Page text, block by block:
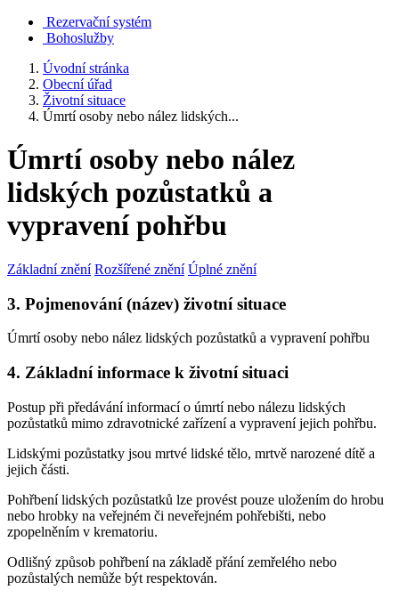
Rezervační systém
Bohoslužby
Úvodní stránka
Obecní úřad
Životní situace
Úmrtí osoby nebo nález lidských...
Úmrtí osoby nebo nález
lidských pozůstatků a
vypravení pohřbu
Základní znění Rozšířené znění Úplné znění
3. Pojmenování (název) životní situace
Úmrtí osoby nebo nález lidských pozůstatků a vypravení pohřbu
4. Základní informace k životní situaci
Postup při předávání informací o úmrtí nebo nálezu lidských
pozůstatků mimo zdravotnické zařízení a vypravení jejich pohřbu.
Lidskými pozůstatky jsou mrtvé lidské tělo, mrtvě narozené dítě a
jejich části.
Pohřbení lidských pozůstatků lze provést pouze uložením do hrobu
nebo hrobky na veřejném či neveřejném pohřebišti, nebo
zpopelněním v krematoriu.
Odlišný způsob pohřbení na základě přání zemřelého nebo
pozůstalých nemůže být respektován.